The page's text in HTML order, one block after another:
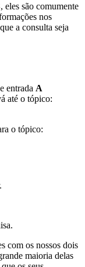
são comumente
nos
a consulta seja
entrada A
até o tópico:
o tópico:
com os nossos dois
maioria delas